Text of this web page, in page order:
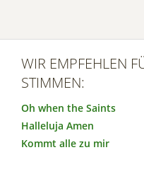
WIR EMPFEHLEN
STIMMEN:
Oh when the Saints
Halleluja Amen
Kommt alle zu mir